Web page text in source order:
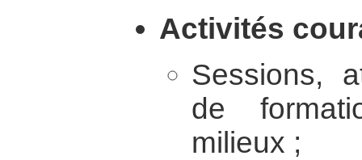
Activités
Sessions,
de
milieux ;